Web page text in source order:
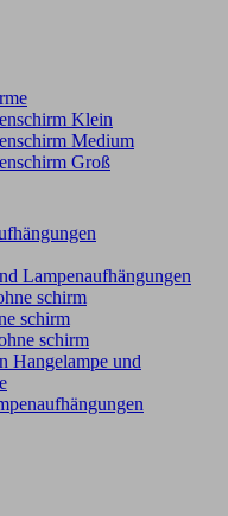
Klein​
Medium
Groß​
Lampenaufhängungen
schirm
schirm
schirm
Hangelampe und